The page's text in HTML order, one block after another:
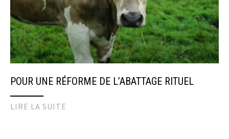
POUR UNE RÉFORME DE L’ABATTAGE RITUEL
LIRE LA SUITE